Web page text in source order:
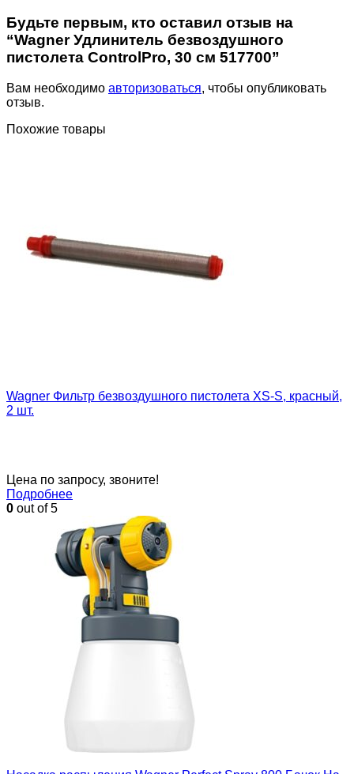
Будьте первым, кто оставил отзыв на
“Wagner Удлинитель безвоздушного
пистолета ControlPro, 30 см 517700”
Вам необходимо авторизоваться, чтобы опубликовать
отзыв.
Похожие товары
Wagner Фильтр безвоздушного пистолета XS-S, красный,
2 шт.
Цена по запросу, звоните!
Подробнее
0 out of 5